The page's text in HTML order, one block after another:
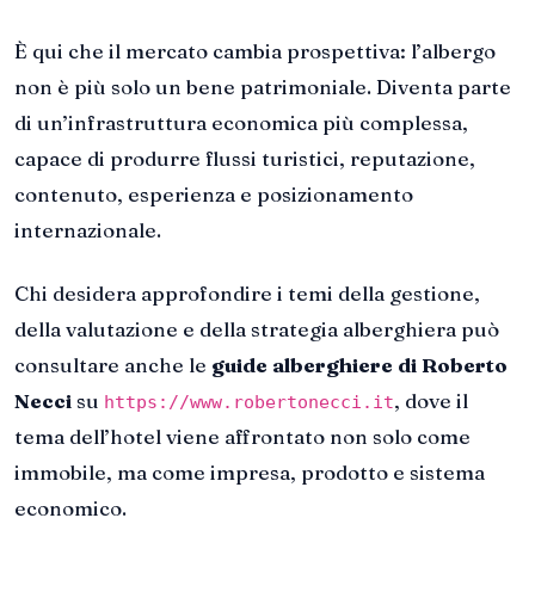
È qui che il mercato cambia prospettiva: l’albergo
non è più solo un bene patrimoniale. Diventa parte
di un’infrastruttura economica più complessa,
capace di produrre flussi turistici, reputazione,
contenuto, esperienza e posizionamento
internazionale.
Chi desidera approfondire i temi della gestione,
della valutazione e della strategia alberghiera può
consultare anche le guide alberghiere di Roberto
Neccisu https://www.robertonecci.it, dove il
tema dell’hotel viene affrontato non solo come
immobile, ma come impresa, prodotto e sistema
economico.